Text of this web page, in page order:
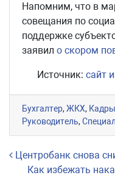
Напомним, что в
совещания по
поддержке
заявил о скором
Источник: сайт
Бухгалтер,ЖКХ, Кадры
Руководитель,
Навигация
Центробанк снова
Как избежать